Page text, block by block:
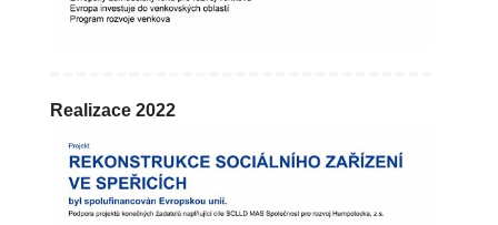
Realizace 2022